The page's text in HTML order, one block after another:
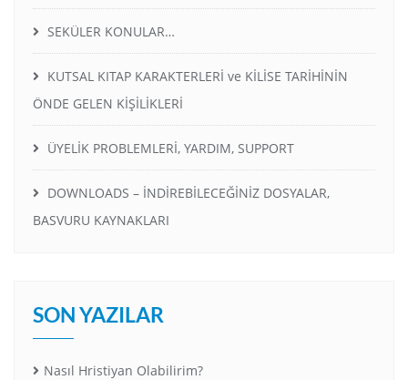
SEKÜLER KONULAR…
KUTSAL KITAP KARAKTERLERİ ve KİLİSE TARİHİNİN
ÖNDE GELEN KİŞİLİKLERİ
ÜYELİK PROBLEMLERİ, YARDIM, SUPPORT
DOWNLOADS – İNDİREBİLECEĞİNİZ DOSYALAR,
BASVURU KAYNAKLARI
SON YAZILAR
Nasıl Hristiyan Olabilirim?